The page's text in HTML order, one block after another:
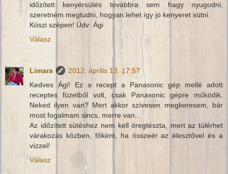
időzített kenyérsütés továbbra sem hagy nyugodni,
szeretném megtudni, hogyan lehet így jó kenyeret sütni.
Köszi szépen! Üdv: Ági
Válasz
Limara
2012. április 13. 17:57
Kedves Ági! Ez a recept a Panasonic gép mellé adott
receptes füzetből volt, csak Panasonic gépre működik.
Neked ilyen van? Mert akkor szívesen megkeresem, bár
most fogalmam sincs, merre van...
Az időzített sütéshez nem kell öregtészta, mert az túlérhet
várakozás közben, főként, ha összeér az élesztővel és a
vízzel!
Válasz